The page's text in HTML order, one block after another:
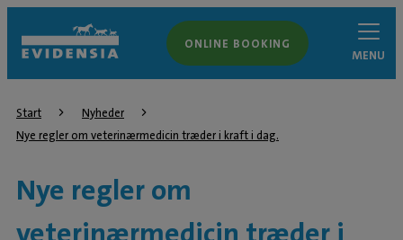
ONLINE BOOKING
MENU
Start
Nyheder
Nye regler om veterinærmedicin træder i kraft i dag.
Nye regler om